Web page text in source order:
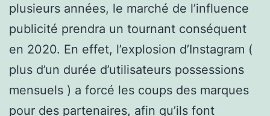
plusieurs années, le marché de l’influence
publicité prendra un tournant conséquent
en 2020. En effet, l’explosion d’Instagram (
plus d’un durée d’utilisateurs possessions
mensuels ) a forcé les coups des marques
pour des partenaires, afin qu’ils font